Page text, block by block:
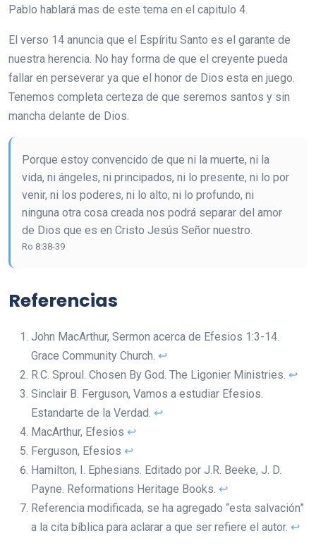
Pablo hablará mas de este tema en el capitulo 4.
El verso 14 anuncia que el Espíritu Santo es el garante de
nuestra herencia. No hay forma de que el creyente pueda
fallar en perseverar ya que el honor de Dios esta en juego.
Tenemos completa certeza de que seremos santos y sin
mancha delante de Dios.
Porque estoy convencido de que ni la muerte, ni la
vida, ni ángeles, ni principados, ni lo presente, ni lo por
venir, ni los poderes, ni lo alto, ni lo profundo, ni
ninguna otra cosa creada nos podrá separar del amor
de Dios que es en Cristo Jesús Señor nuestro.
Ro 8:38-39
Referencias
John MacArthur, Sermon acerca de Efesios 1:3-14.
Grace Community Church. ↩︎
R.C. Sproul. Chosen By God. The Ligonier Ministries. ↩︎
Sinclair B. Ferguson, Vamos a estudiar Efesios.
Estandarte de la Verdad. ↩︎
MacArthur, Efesios ↩︎
Ferguson, Efesios ↩︎
Hamilton, I. Ephesians. Editado por J.R. Beeke, J. D.
Payne. Reformations Heritage Books. ↩︎
Referencia modificada, se ha agregado “esta salvación”
a la cita bíblica para aclarar a que ser refiere el autor. ↩︎